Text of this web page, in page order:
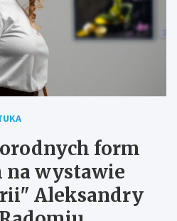
form
wystawie
Aleksandry